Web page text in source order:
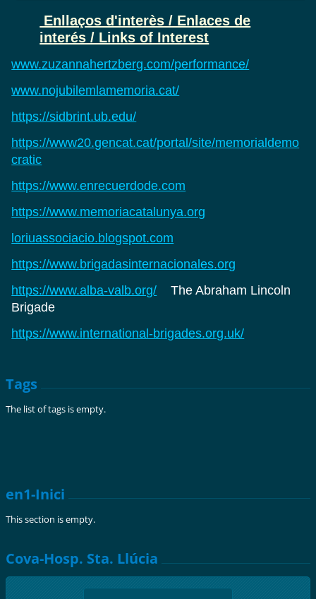
Enllaços d'interès / Enlaces de
interés / Links of Interest
www.zuzannahertzberg.com/performance/
www.nojubilemlamemoria.cat/
https://sidbrint.ub.edu/
https://www20.gencat.cat/portal/site/memorialdemo
cratic
https://www.enrecuerdode.com
https://www.memoriacatalunya.org
loriuassociacio.blogspot.com
https://www.brigadasinternacionales.org
https://www.alba-valb.org/ The Abraham Lincoln
Brigade
https://www.international-brigades.org.uk/
Tags
The list of tags is empty.
en1-Inici
This section is empty.
Cova-Hosp. Sta. Llúcia